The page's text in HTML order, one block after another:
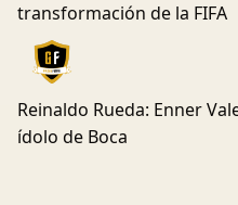
transformación de la FIFA
Reinaldo Rueda: Enner
ídolo de Boca